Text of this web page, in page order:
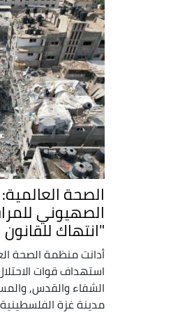
الصحة
الصهيوني
"انتهاك
أدانت منظمة الصحة
استهداف قوات
الشفاء والقدس,
مدينة غزة